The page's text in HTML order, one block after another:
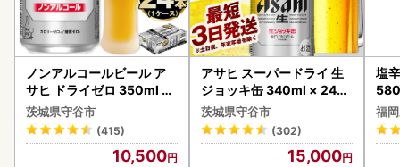
ノンアルコールビール ア
サヒ ドライゼロ 350ml 24
本 ノンアル ビール asashi
守谷市
茨城県守谷市
(415)
10,500
アサヒ スーパードライ 生
ジョッキ缶 340ml × 24本
(1ケース) ＜茨城工場＞ 缶
ビール お酒 Asahi 守谷市
茨城県守谷市
(302)
15,000
塩
福